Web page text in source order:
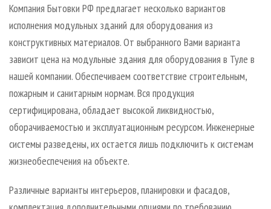
Компания Бытовки РФ предлагает несколько вариантов
исполнения модульных зданий для оборудования из
конструктивных материалов. От выбранного Вами варианта
зависит цена на модульные здания для оборудования в Туле в
нашей компании. Обеспечиваем соответствие строительным,
пожарным и санитарным нормам. Вся продукция
сертифицирована, обладает высокой ликвидностью,
оборачиваемостью и эксплуатационным ресурсом. Инженерные
системы разведены, их остается лишь подключить к системам
жизнеобеспечения на объекте.
Различные варианты интерьеров, планировки и фасадов,